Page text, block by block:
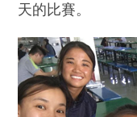
天的比賽。